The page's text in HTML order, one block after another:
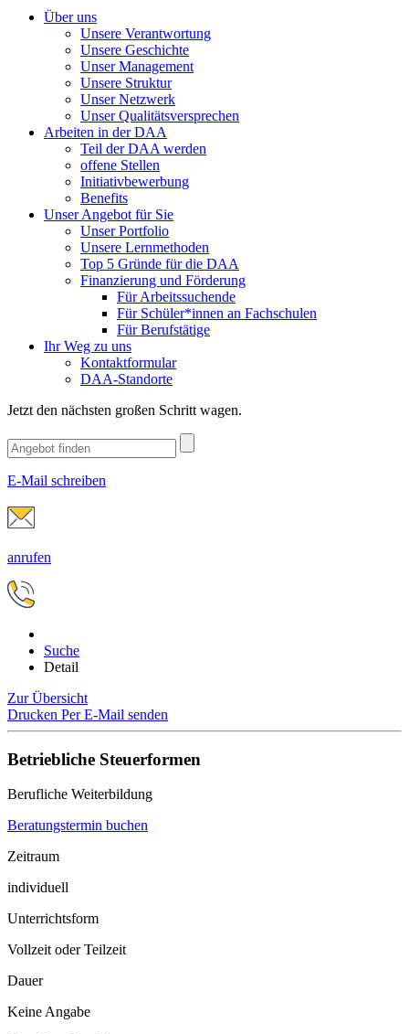
Über uns
Unsere Verantwortung
Unsere Geschichte
Unser Management
Unsere Struktur
Unser Netzwerk
Unser Qualitätsversprechen
Arbeiten in der DAA
Teil der DAA werden
offene Stellen
Initiativbewerbung
Benefits
Unser Angebot für Sie
Unser Portfolio
Unsere Lernmethoden
Top 5 Gründe für die DAA
Finanzierung und Förderung
Für Arbeitssuchende
Für Schüler*innen an Fachschulen
Für Berufstätige
Ihr Weg zu uns
Kontaktformular
DAA-Standorte
Jetzt den nächsten großen Schritt wagen.
E-Mail schreiben
anrufen
Suche
Detail
Zur Übersicht
Drucken Per E-Mail senden
Betriebliche Steuerformen
Berufliche Weiterbildung
Beratungstermin buchen
Zeitraum
individuell
Unterrichtsform
Vollzeit oder Teilzeit
Dauer
Keine Angabe